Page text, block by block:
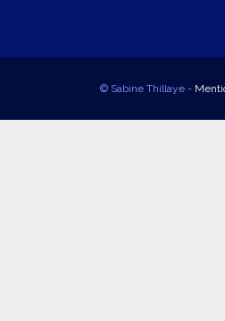
© Sabine Thillaye -